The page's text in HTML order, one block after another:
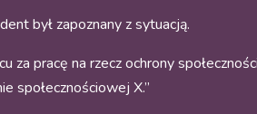
był zapoznany z sytuacją.
za pracę na rzecz ochrony
społecznościowej X.”